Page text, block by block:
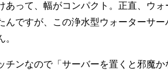
あって、幅がコンパクト。正直、ウ
んですが、この浄水型ウォーターサ
チンなので「サーバーを置くと邪魔